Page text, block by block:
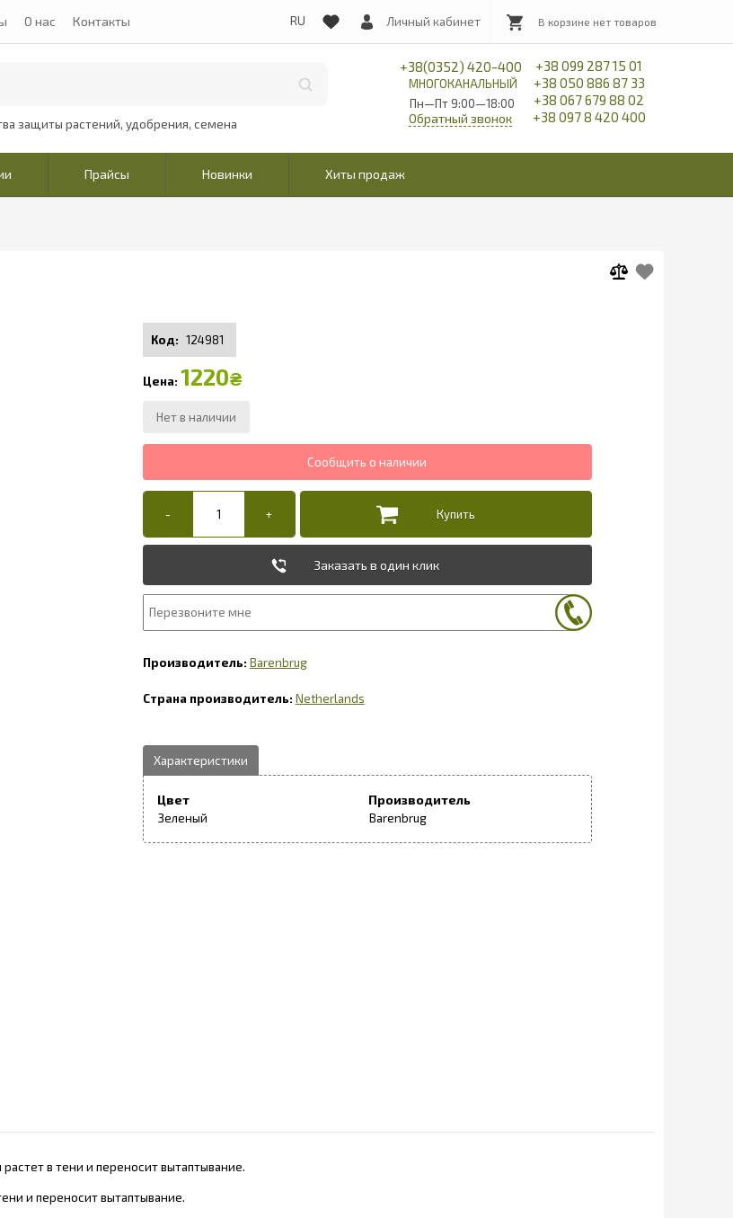
О нас Контакты Личный кабинет
защиты растений, удобрения, семена
+38(0352) 420-400
МНОГОКАНАЛЬНЫЙ
Пн—Пт 9:00—18:00
+38 099 287 15 01
+38 050 886 87 33
+38 067 679 88 02
+38 097 8 420 400
Обратный звонок
Прайсы Новинки Хиты продаж
124981
1220₴
Заказать в один клик
Barenbrug
Netherlands
Цвет
Зеленый
Производитель
Barenbrug
в тени и переносит вытаптывание.
и переносит вытаптывание.